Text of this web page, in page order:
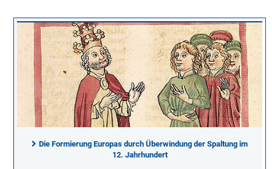
Die Formierung Europas durch Überwindung der Spaltung im
12. Jahrhundert